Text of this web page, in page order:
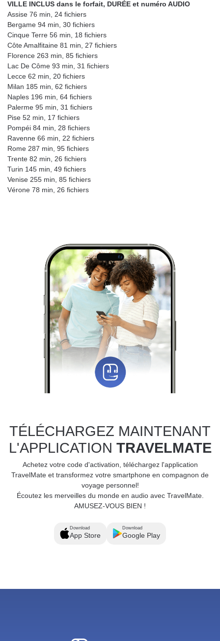
VILLE INCLUS dans le forfait, DURÉE et numéro AUDIO
Assise 76 min, 24 fichiers
Bergame 94 min, 30 fichiers
Cinque Terre 56 min, 18 fichiers
Côte Amalfitaine 81 min, 27 fichiers
Florence 263 min, 85 fichiers
Lac De Côme 93 min, 31 fichiers
Lecce 62 min, 20 fichiers
Milan 185 min, 62 fichiers
Naples 196 min, 64 fichiers
Palerme 95 min, 31 fichiers
Pise 52 min, 17 fichiers
Pompéi 84 min, 28 fichiers
Ravenne 66 min, 22 fichiers
Rome 287 min, 95 fichiers
Trente 82 min, 26 fichiers
Turin 145 min, 49 fichiers
Venise 255 min, 85 fichiers
Vérone 78 min, 26 fichiers
TÉLÉCHARGEZ MAINTENANT
L'APPLICATION TRAVELMATE
Achetez votre code d'activation, téléchargez l'application
TravelMate et transformez votre smartphone en compagnon de
voyage personnel!
Écoutez les merveilles du monde en audio avec TravelMate.
AMUSEZ-VOUS BIEN !
Download
App Store
Download
Google Play